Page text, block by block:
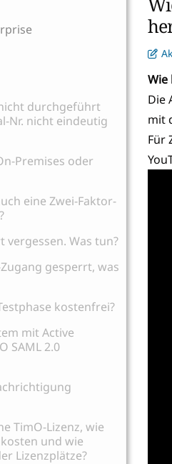
durchgeführt
Nr. nicht eindeutig
Premises oder
eine Zwei-Faktor-
vergessen. Was tun?
gesperrt, was
kostenfrei?
mit Active
SAML 2.0
TimO-Lizenz, wie
und wie
Lizenzplätze?
Wie
Die
mit
Für